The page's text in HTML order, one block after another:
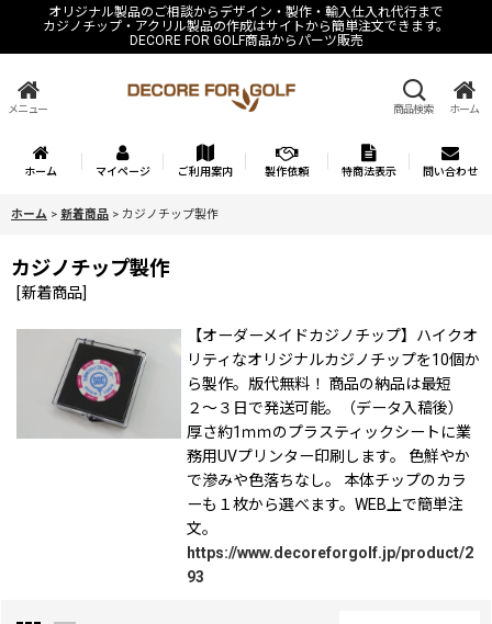
オリジナル製品のご相談からデザイン・製作・輸入仕入れ代行まで
カジノチップ・アクリル製品の作成はサイトから簡単注文できます。
DECORE FOR GOLF商品からパーツ販売
メニュー 商品検索 ホーム
ホーム マイページ ご利用案内 製作依頼 特商法表示 問い合わせ
ホーム > 新着商品 > カジノチップ製作
カジノチップ製作
[新着商品]
【オーダーメイドカジノチップ】ハイクオ
リティなオリジナルカジノチップを10個か
ら製作。版代無料！ 商品の納品は最短
２〜３日で発送可能。（データ入稿後）
厚さ約1ｍｍのプラスティックシートに業
務用UVプリンター印刷します。 色鮮やか
で滲みや色落ちなし。 本体チップのカラ
ーも１枚から選べます。WEB上で簡単注
文。
https://www.decoreforgolf.jp/product/2
93